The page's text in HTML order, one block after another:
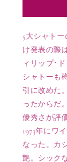
ム
ー
ト
ン
ロ
ト
チ
ル
ド
ポ
イ
5大シャトー
け発表の際
ィリップ･
シャトーも
引に改めた
ったからだ
優秀さが評
1973年にワ
なった。カ
艶。シック